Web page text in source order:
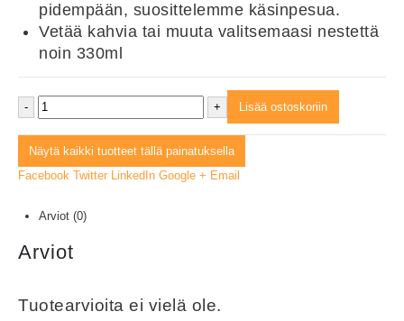
pidempään, suosittelemme käsinpesua.
Vetää kahvia tai muuta valitsemaasi nestettä
noin 330ml
- + Lisää ostoskoriin
Näytä kaikki tuotteet tällä painatuksella
Facebook Twitter LinkedIn Google + Email
Arviot (0)
Arviot
Tuotearvioita ei vielä ole.